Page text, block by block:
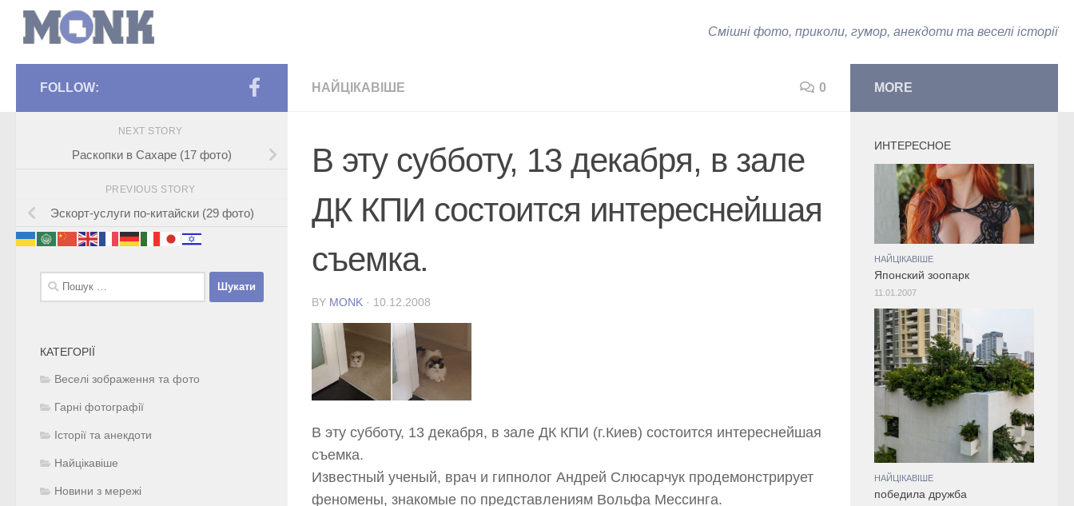
Смішні фото, приколи, гумор, анекдоти та веселі історії
НАЙЦІКАВІШЕ 0
В эту субботу, 13 декабря, в зале
ДК КПИ состоится интереснейшая
съемка.
BY MONK · 10.12.2008
В эту субботу, 13 декабря, в зале ДК КПИ (г.Киев) состоится интереснейшая
съемка.
Известный ученый, врач и гипнолог Андрей Слюсарчук продемонстрирует
феномены, знакомые по представлениям Вольфа Мессинга.
FOLLOW:
NEXT STORY
Раскопки в Сахаре (17 фото)
PREVIOUS STORY
Эскорт-услуги по-китайски (29 фото)
Пошук:
КАТЕГОРІЇ
Веселі зображення та фото
Гарні фотографії
Історії та анекдоти
Найцікавіше
Новини з мережі
MORE
ИНТЕРЕСНОЕ
НАЙЦІКАВІШЕ
Японский зоопарк
11.01.2007
НАЙЦІКАВІШЕ
победила дружба